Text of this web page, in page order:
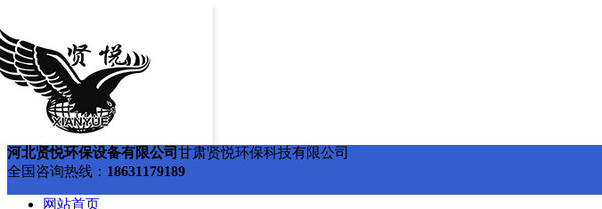
河北贤悦环保设备有限公司 甘肃贤悦环保科技有限公司
全国咨询热线： 18631179189
网站首页